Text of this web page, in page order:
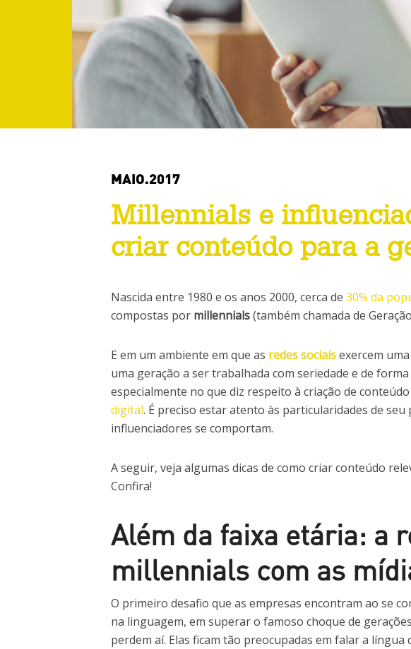
MAIO.2017
Millennials e
criar conteúdo para a
Nascida entre 1980 e os anos 2000, cerca de 30% da
compostas por millennials(também chamada de
E em um ambiente em que as redes sociaisexercem
uma geração a ser trabalhada com seriedade e de
especialmente no que diz respeito à criação de
digital. É preciso estar atento às particularidades de
influenciadores se comportam.
A seguir, veja algumas dicas de como criar conteúdo
Confira!
Além da faixa etária: a
millennials com as
O primeiro desafio que as empresas encontram ao se
na linguagem, em superar o famoso choque de
perdem aí. Elas ficam tão preocupadas em falar a